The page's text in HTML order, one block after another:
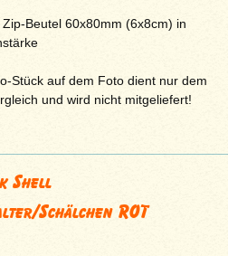
Zip-Beutel 60x80mm (6x8cm) in
Stück auf dem Foto dient nur dem
und wird nicht mitgeliefert!
Shell
Schälchen ROT